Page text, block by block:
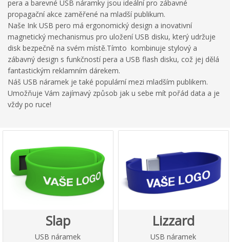
pera a barevné USB náramky jsou ideální pro zábavné
propagační akce zaměřené na mladší publikum.
Naše Ink USB pero má ergonomický design a inovativní
magnetický mechanismus pro uložení USB disku, který udržuje
disk bezpečně na svém místě.Tímto kombinuje stylový a
zábavný design s funkčností pera a USB flash disku, což jej dělá
fantastickým reklamním dárekem.
Náš USB náramek je také populární mezi mladším publikem.
Umožňuje Vám zajímavý způsob jak u sebe mít pořád data a je
vždy po ruce!
Slap
USB náramek
Lizzard
USB náramek